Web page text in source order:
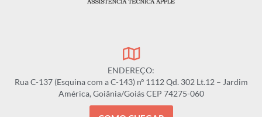
ENDEREÇO:
Rua C-137 (Esquina com a C-143) nº 1112 Qd. 302 Lt.12 – Jardim
América, Goiânia/Goiás CEP 74275-060